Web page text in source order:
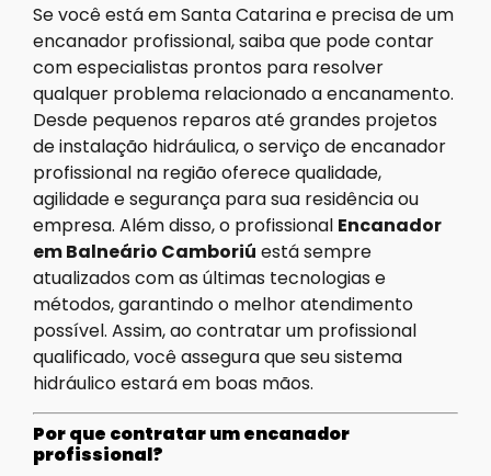
Se você está em Santa Catarina e precisa de um
encanador profissional, saiba que pode contar
com especialistas prontos para resolver
qualquer problema relacionado a encanamento.
Desde pequenos reparos até grandes projetos
de instalação hidráulica, o serviço de encanador
profissional na região oferece qualidade,
agilidade e segurança para sua residência ou
empresa. Além disso, o profissional Encanador
em Balneário Camboriú está sempre
atualizados com as últimas tecnologias e
métodos, garantindo o melhor atendimento
possível. Assim, ao contratar um profissional
qualificado, você assegura que seu sistema
hidráulico estará em boas mãos.
Por que contratar um encanador
profissional?